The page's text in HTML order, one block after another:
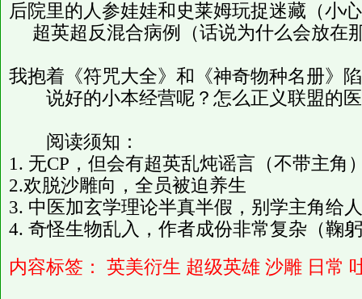
后院里的人参娃娃和史莱姆玩捉迷藏（小
超英超反混合病例（话说为什么会放
我抱着《符咒大全》和《神奇物种名册》
说好的小本经营呢？怎么正义联盟的医
阅读须知：
1. 无CP，但会有超英乱炖谣言（不带主角
2.欢脱沙雕向，全员被迫养生
3. 中医加玄学理论半真半假，别学主角给
4. 奇怪生物乱入，作者成份非常复杂（鞠
内容标签：
英美衍生 超级英雄 沙雕 日常